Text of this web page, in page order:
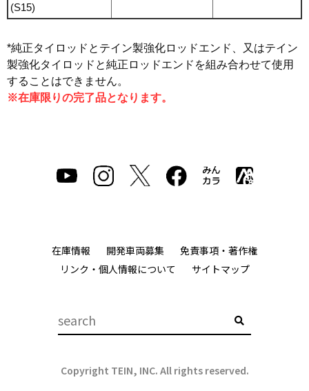
(S15)
*純正タイロッドとテイン製強化ロッドエンド、又はテイン
製強化タイロッドと純正ロッドエンドを組み合わせて使用
することはできません。
※在庫限りの完了品となります。
在庫情報 開発車両募集
免責事項・著作権
リンク・個人情報について
サイトマップ
Copyright TEIN, INC. All rights reserved.